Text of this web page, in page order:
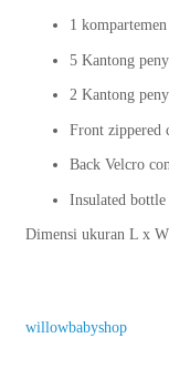
1
5 Kantong
2 Kantong
Front zippered
Back Velcro
Insulated
Dimensi ukuran L x
willowbabyshop